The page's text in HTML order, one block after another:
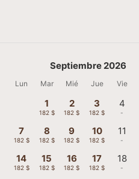
Septiembre 2026
Lun Mar Mié Jue Vie
1
182 $
2
182 $
3
182 $
4
-
7
182 $
8
182 $
9
182 $
10
182 $
11
-
14
182 $
15
182 $
16
182 $
17
182 $
18
-